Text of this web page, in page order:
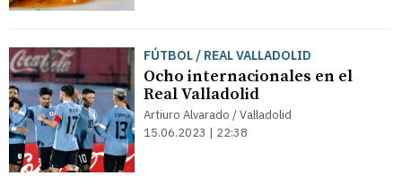
FÚTBOL / REAL VALLADOLID
Ocho internacionales en el
Real Valladolid
Artiuro Alvarado / Valladolid
15.06.2023 | 22:38